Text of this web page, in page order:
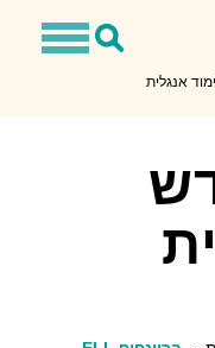
Toggle
navigationToggle
אנגלית